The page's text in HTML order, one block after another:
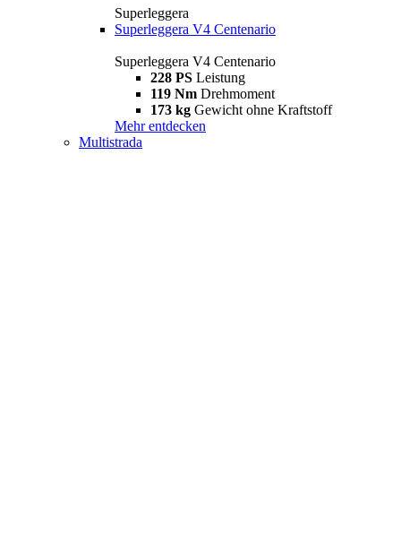
Superleggera
Superleggera V4 Centenario
Superleggera V4 Centenario
228 PS Leistung
119 Nm Drehmoment
173 kg Gewicht ohne Kraftstoff
Mehr entdecken
Multistrada